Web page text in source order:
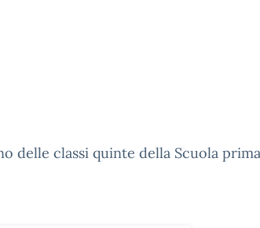
delle classi quinte della Scuola